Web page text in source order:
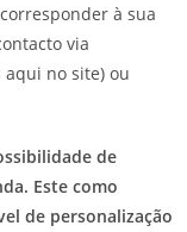
à sua
via
no site) ou
de
Este como
de personalização